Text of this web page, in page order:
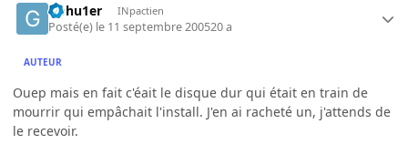
Gohu1er INpactien
Posté(e) le 11 septembre 200520 a
AUTEUR
Ouep mais en fait c'éait le disque dur qui était en train de
mourrir qui empâchait l'install. J'en ai racheté un, j'attends de
le recevoir.